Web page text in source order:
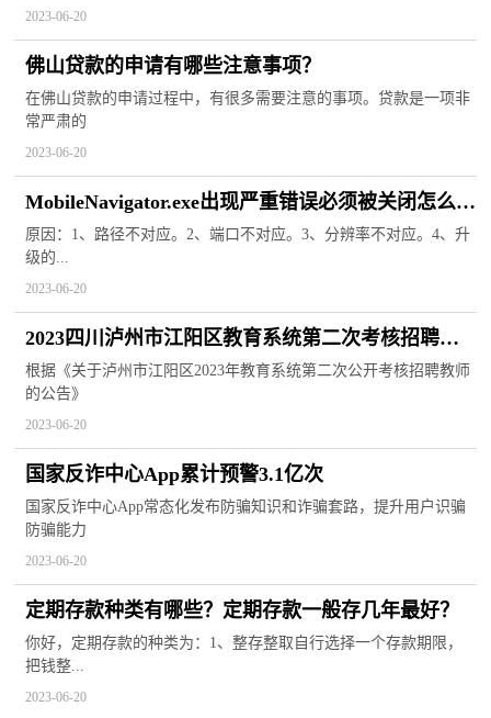
2023-06-20
佛山贷款的申请有哪些注意事项？
在佛山贷款的申请过程中，有很多需要注意的事项。贷款是一项非
常严肃的
2023-06-20
MobileNavigator.exe出现严重错误必须被关闭怎么回
事？怎么解决？
原因：1、路径不对应。2、端口不对应。3、分辨率不对应。4、升
级的...
2023-06-20
2023四川泸州市江阳区教育系统第二次考核招聘教
师面试成绩及排名公告
根据《关于泸州市江阳区2023年教育系统第二次公开考核招聘教师
的公告》
2023-06-20
国家反诈中心App累计预警3.1亿次
国家反诈中心App常态化发布防骗知识和诈骗套路，提升用户识骗
防骗能力
2023-06-20
定期存款种类有哪些？定期存款一般存几年最好？
你好，定期存款的种类为：1、整存整取自行选择一个存款期限，
把钱整...
2023-06-20